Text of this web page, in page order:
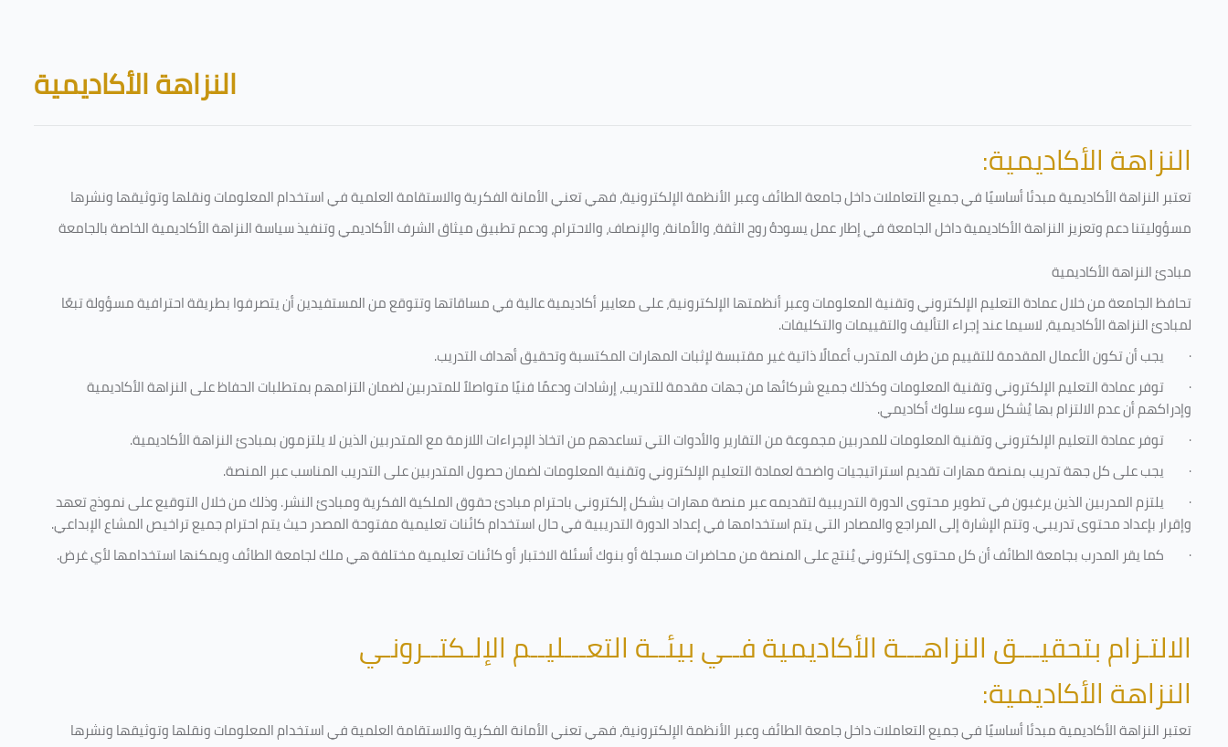
Blocks
النزاهة الأكاديمية
النزاهة الأكاديمية:
تعتبر النزاهة الأكاديمية مبدئا أساسيًا في جميع التعاملات داخل جامعة الطائف وعبر الأنظمة الإلكترونية، فهي تعني الأمانة الفكرية والاستقامة العلمية في استخدام المعلومات ونقلها وتوثيقها ونشرها
مسؤوليتنا دعم وتعزيز النزاهة الأكاديمية داخل الجامعة في إطار عمل يسودهُ روح الثقة، والأمانة، والإنصاف، والاحترام، ودعم تطبيق ميثاق الشرف الأكاديمي وتنفيذ سياسة النزاهة الأكاديمية الخاصة بالجامعة
مبادئ النزاهة الأكاديمية
تحافظ الجامعة من خلال عمادة التعليم الإلكتروني وتقنية المعلومات وعبر أنظمتها الإلكترونية، على معايير أكاديمية عالية في مساقاتها وتتوقع من المستفيدين أن يتصرفوا بطريقة احترافية مسؤولة تبعًا
لمبادئ النزاهة الأكاديمية، لاسيما عند إجراء التأليف والتقييمات والتكليفات.
· يجب أن تكون الأعمال المقدمة للتقييم من طرف المتدرب أعمالًا ذاتية غير مقتبسة لإثبات المهارات المكتسبة وتحقيق أهداف التدريب.
· توفر عمادة التعليم الإلكتروني وتقنية المعلومات وكذلك جميع شركائها من جهات مقدمة للتدريب، إرشادات ودعمًا فنيًا متواصلاً للمتدربين لضمان التزامهم بمتطلبات الحفاظ على النزاهة الأكاديمية
وإدراكهم أن عدم الالتزام بها يُشكل سوء سلوك أكاديمي.
· توفر عمادة التعليم الإلكتروني وتقنية المعلومات للمدربين مجموعة من التقارير والأدوات التي تساعدهم من اتخاذ الإجراءات اللازمة مع المتدربين الذين لا يلتزمون بمبادئ النزاهة الأكاديمية.
· يجب على كل جهة تدريب بمنصة مهارات تقديم استراتيجيات واضحة لعمادة التعليم الإلكتروني وتقنية المعلومات لضمان حصول المتدربين على التدريب المناسب عبر المنصة.
· يلتزم المدربين الذين يرغبون في تطوير محتوى الدورة التدريبية لتقديمه عبر منصة مهارات بشكل إلكتروني باحترام مبادئ حقوق الملكية الفكرية ومبادئ النشر. وذلك من خلال التوقيع على نموذج تعهد
وإقرار بإعداد محتوى تدريبي. وتتم الإشارة إلى المراجع والمصادر التي يتم استخدامها في إعداد الدورة التدريبية في حال استخدام كائنات تعليمية مفتوحة المصدر حيث يتم احترام جميع تراخيص المشاع الإبداعي.
· كما يقر المدرب بجامعة الطائف أن كل محتوى إلكتروني يُنتج على المنصة من محاضرات مسجلة أو بنوك أسئلة الاختبار أو كائنات تعليمية مختلفة هي ملك لجامعة الطائف ويمكنها استخدامها لأي غرض.
الالتـزام بتحقيـــق النزاهـــة الأكاديمية فــي بيئــة التعـــليــم الإلـكتــرونـي
النزاهة الأكاديمية:
تعتبر النزاهة الأكاديمية مبدئا أساسيًا في جميع التعاملات داخل جامعة الطائف وعبر الأنظمة الإلكترونية، فهي تعني الأمانة الفكرية والاستقامة العلمية في استخدام المعلومات ونقلها وتوثيقها ونشرها